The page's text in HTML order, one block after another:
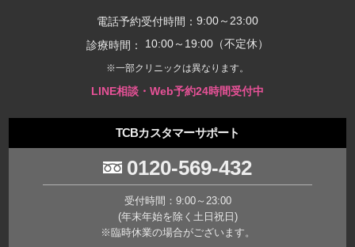
電話予約受付時間： 9:00～23:00
診療時間：
10:00～19:00（不定休）
※一部クリニックは異なります。
LINE相談・Web予約24時間受付中
TCBカスタマーサポート
0120-569-432
受付時間：9:00～23:00
(年末年始を除く土日祝日)
※臨時休業の場合がございます。